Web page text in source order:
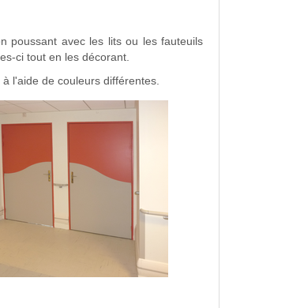
poussant avec les lits ou les fauteuils
ci tout en les décorant.
l'aide de couleurs différentes.